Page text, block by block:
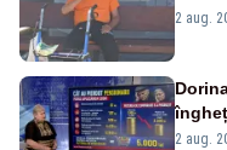
2 aug.
2 aug.